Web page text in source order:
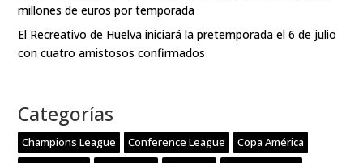
millones de euros por temporada
El Recreativo de Huelva iniciará la pretemporada el 6 de julio
con cuatro amistosos confirmados
Categorías
Champions League Conference League
Copa América